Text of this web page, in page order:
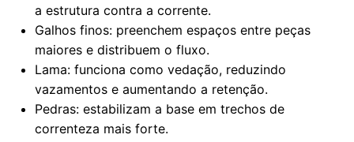
a estrutura contra a corrente.
Galhos finos: preenchem espaços entre peças
maiores e distribuem o fluxo.
Lama: funciona como vedação, reduzindo
vazamentos e aumentando a retenção.
Pedras: estabilizam a base em trechos de
correnteza mais forte.